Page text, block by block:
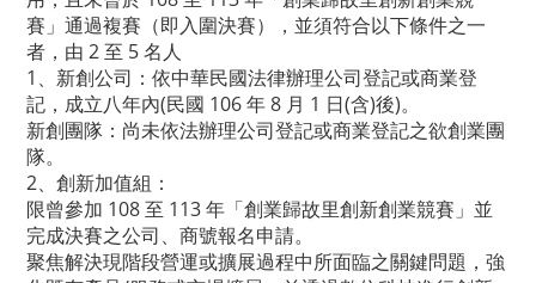
賽」通過複賽（即入圍決賽），並須符合以下條件之一
者，由 2 至 5 名人
1、新創公司：依中華民國法律辦理公司登記或商業登
記，成立八年內(民國 106 年 8 月 1 日(含)後)。
新創團隊：尚未依法辦理公司登記或商業登記之欲創業團
隊。
2、創新加值組：
限曾參加 108 至 113 年「創業歸故里創新創業競賽」並
完成決賽之公司、商號報名申請。
聚焦解決現階段營運或擴展過程中所面臨之關鍵問題，強